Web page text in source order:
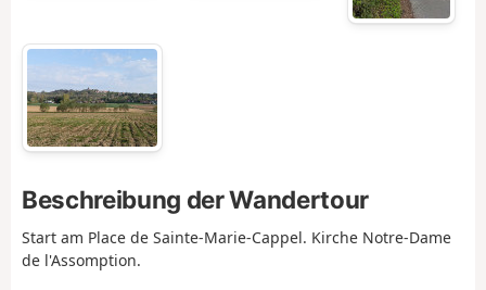
Beschreibung der Wandertour
Start am Place de Sainte-Marie-Cappel. Kirche Notre-Dame
de l'Assomption.